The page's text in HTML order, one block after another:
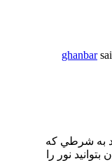
ghanbar
به شرطي كه
نور را